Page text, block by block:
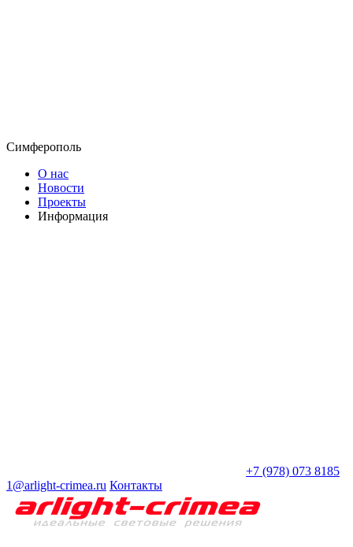
Симферополь
О нас
Новости
Проекты
Информация
+7 (978) 073 8185
1@arlight-crimea.ru Контакты